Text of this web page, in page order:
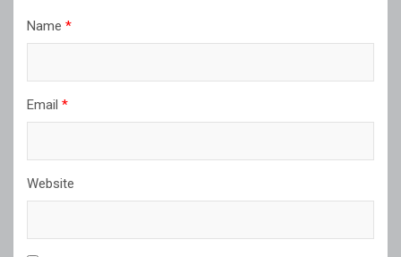
Name *
Email *
Website